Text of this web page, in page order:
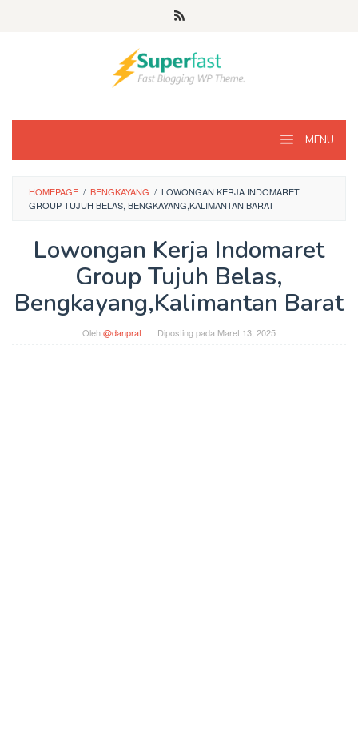
MENU
HOMEPAGE / BENGKAYANG / LOWONGAN KERJA INDOMARET
GROUP TUJUH BELAS, BENGKAYANG,KALIMANTAN BARAT
Lowongan Kerja Indomaret
Group Tujuh Belas,
Bengkayang,Kalimantan Barat
Oleh@danprat Diposting pada Maret 13, 2025